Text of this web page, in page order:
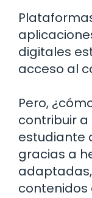
digitales
acceso al
Pero,
contribuir a
estudiante
gracias a